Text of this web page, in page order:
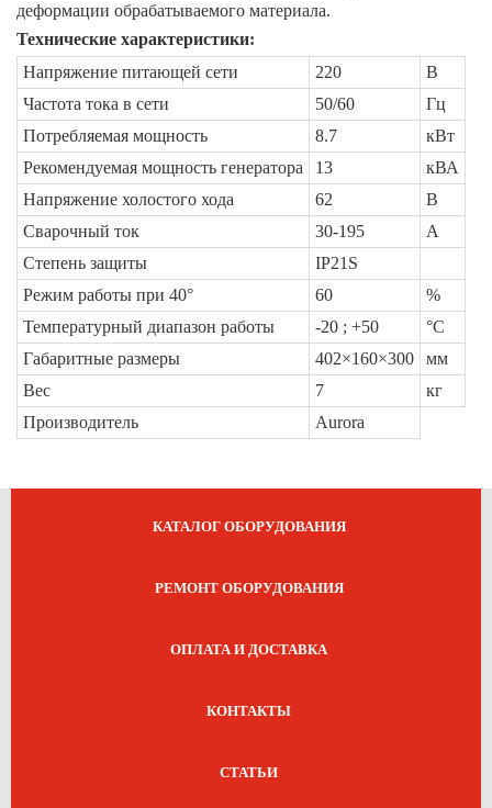
деформации обрабатываемого материала.
Технические характеристики:
Напряжение питающей сети
220
В
Частота тока в сети
50/60
Гц
Потребляемая мощность
8.7
кВт
Рекомендуемая мощность генератора
13
кВА
Напряжение холостого хода
62
В
Сварочный ток
30-195
А
Степень защиты
IP21S
Режим работы при 40°
60
%
Температурный диапазон работы
-20 ; +50
°C
Габаритные размеры
402×160×300
мм
Вес
7
кг
Производитель
Aurora
КАТАЛОГ ОБОРУДОВАНИЯ
РЕМОНТ ОБОРУДОВАНИЯ
ОПЛАТА И ДОСТАВКА
КОНТАКТЫ
СТАТЬИ